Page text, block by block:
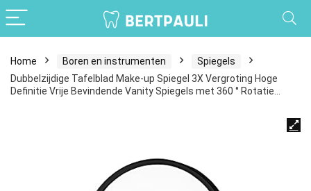
Home Boren en instrumenten
Spiegels
Dubbelzijdige Tafelblad Make-up Spiegel 3X Vergroting Hoge
Definitie Vrije Bevindende Vanity Spiegels met 360 ° Rotatie…